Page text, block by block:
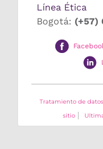
Línea Ética
Bogotá: (+57)
Tratamiento de
sitio